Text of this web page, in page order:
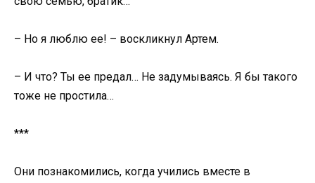
– Но я люблю ее! – воскликнул Артем.
– И что? Ты ее предал… Не задумываясь. Я бы такого
тоже не простила…
***
Они познакомились, когда учились вместе в